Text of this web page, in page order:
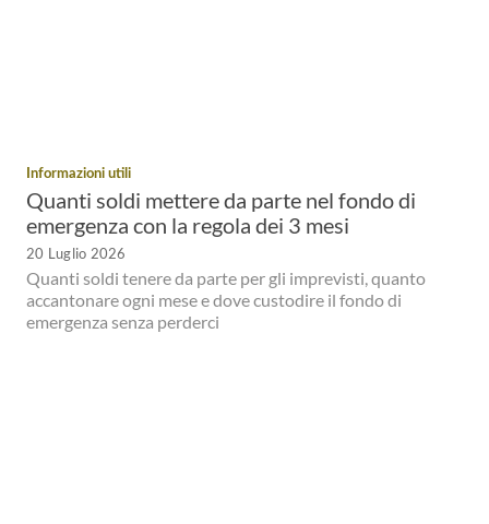
Informazioni utili
Quanti soldi mettere da parte nel fondo di
emergenza con la regola dei 3 mesi
20 Luglio 2026
Quanti soldi tenere da parte per gli imprevisti, quanto
accantonare ogni mese e dove custodire il fondo di
emergenza senza perderci